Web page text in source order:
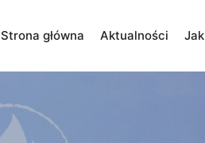
Strona główna Aktualności